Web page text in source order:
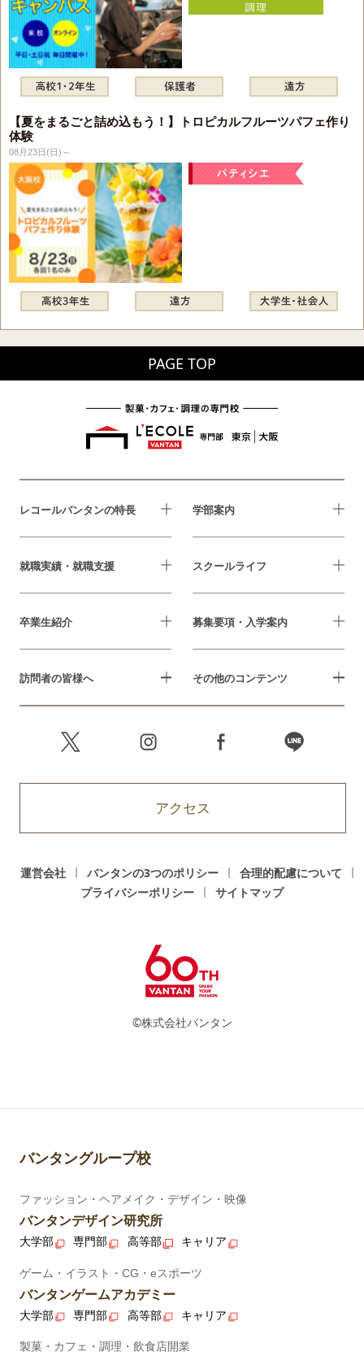
【夏をまるごと詰め込もう！】トロピカルフルーツパフェ作り
体験
08月23日(日)～
PAGE TOP
レコールバンタンの特長 学部案内
就職実績・就職支援 スクールライフ
卒業生紹介 募集要項・入学案内
訪問者の皆様へ その他のコンテンツ
アクセス
運営会社 バンタンの3つのポリシー
合理的配慮について
プライバシーポリシー
サイトマップ
©株式会社バンタン
バンタングループ校
ファッション・ヘアメイク・デザイン・映像
バンタンデザイン研究所
大学部 専門部 高等部 キャリア
ゲーム・イラスト・CG・eスポーツ
バンタンゲームアカデミー
大学部 専門部 高等部 キャリア
製菓・カフェ・調理・飲食店開業